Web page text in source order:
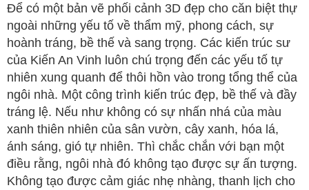
Để có một bản vẽ phối cảnh 3D đẹp cho căn biệt thự
ngoài những yếu tố về thẩm mỹ, phong cách, sự
hoành tráng, bề thế và sang trọng. Các kiến trúc sư
của Kiến An Vinh luôn chú trọng đến các yếu tố tự
nhiên xung quanh để thôi hồn vào trong tổng thể của
ngôi nhà. Một công trình kiến trúc đẹp, bề thế và đầy
tráng lệ. Nếu như không có sự nhấn nhá của màu
xanh thiên nhiên của sân vườn, cây xanh, hóa lá,
ánh sáng, gió tự nhiên. Thì chắc chắn với bạn một
điều rằng, ngôi nhà đó không tạo được sự ấn tượng.
Không tạo được cảm giác nhẹ nhàng, thanh lịch cho